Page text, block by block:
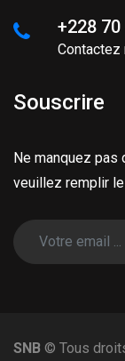
+228 70
Contactez
Souscrire
Ne manquez pas
veuillez remplir
SNB © Tous